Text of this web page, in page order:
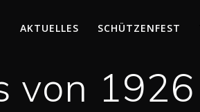
AKTUELLES SCHÜTZENFEST
von 1926